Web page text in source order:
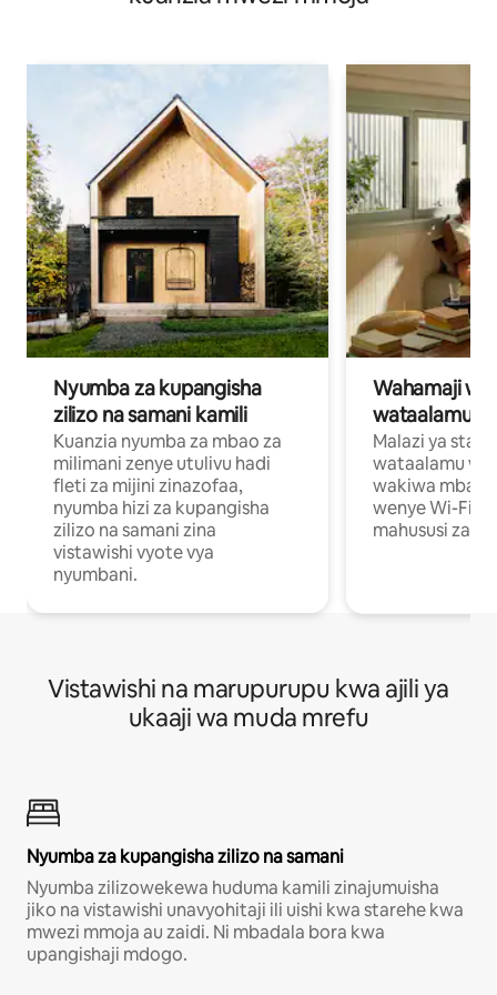
Nyumba za kupangisha
zilizo na samani kamili
Kuanzia nyumba za mbao za
milimani zenye utulivu hadi
fleti za mijini zinazofaa,
nyumba hizi za kupangisha
zilizo na samani zina
vistawishi vyote vya
nyumbani.
Wahamaji
wataalamu
Malazi ya
wataalamu
wakiwa mbali
wenye Wi-Fi
mahususi za
Vistawishi na marupurupu kwa ajili ya
ukaaji wa muda mrefu
Nyumba za kupangisha zilizo na samani
Nyumba zilizowekewa huduma kamili zinajumuisha
jiko na vistawishi unavyohitaji ili uishi kwa starehe kwa
mwezi mmoja au zaidi. Ni mbadala bora kwa
upangishaji mdogo.